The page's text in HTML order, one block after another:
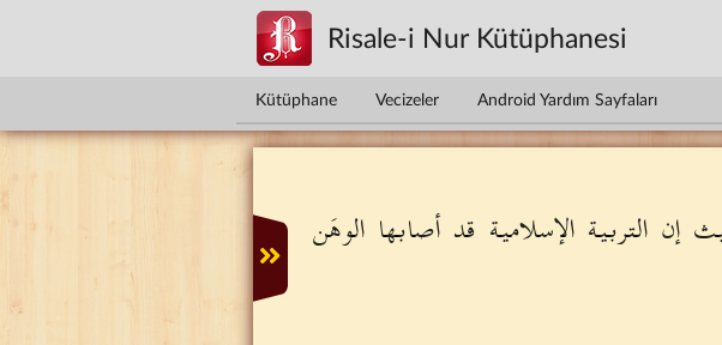
Risale-i Nur Kütüphanesi
Kütüphane Vecizeler Android Yardım Sayfaları
إن التربية الإسلامية قد أصابها الوهَن